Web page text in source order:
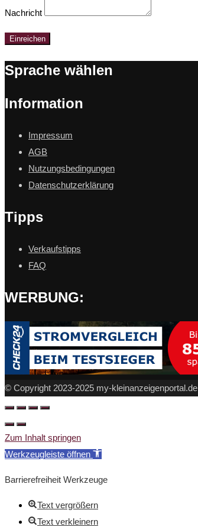
Nachricht
Einreichen
Sprache wählen
Information
Impressum
AGB
Nutzungsbedingungen
Datenschutzerklärung
Tipps
Verkaufstipps
FAQ
WERBUNG:
© Copyright 2023-2025 my-kleinanzeigenportal.de
Zum Inhalt springen
Werkzeugleiste öffnen
Barrierefreiheit Werkzeuge
Text vergrößern
Text verkleinern